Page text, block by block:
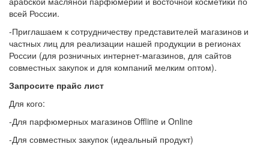
всей России.
-Приглашаем к сотрудничеству представителей магазинов и
частных лиц для реализации нашей продукции в регионах
России (для розничных интернет-магазинов, для сайтов
совместных закупок и для компаний мелким оптом).
Запросите прайс лист
Для кого:
-Для парфюмерных магазинов Offline и Online
-Для совместных закупок (идеальный продукт)